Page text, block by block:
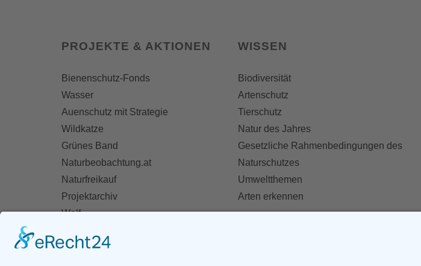
PROJEKTE & AKTIONEN
Bienenschutz-Fonds
Wasser
Auenschutz mit Strategie
Wildkatze
Grünes Band
Naturbeobachtung.at
Naturfreikauf
Projektarchiv
Wolf
WISSEN
Biodiversität
Artenschutz
Tierschutz
Natur des Jahres
Gesetzliche Rahmenbedingungen des
Naturschutzes
Umweltthemen
Arten erkennen